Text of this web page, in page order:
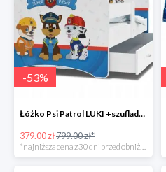
-53%
Łóżko Psi Patrol LUKI +szuflada+materac+grafika -52%
379.00 zł799.00 zł*